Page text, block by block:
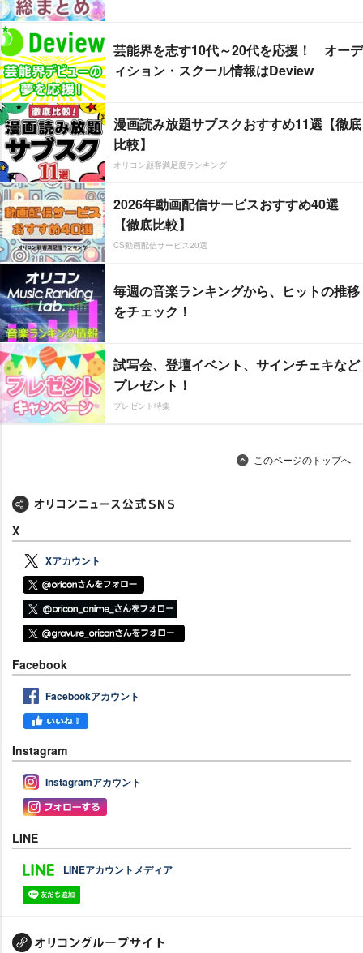
芸能界を志す10代～20代を応援！ オーデ
ィション・スクール情報はDeview
漫画読み放題サブスクおすすめ11選【徹底
比較】
オリコン顧客満足度ランキング
2026年動画配信サービスおすすめ40選
【徹底比較】
CS動画配信サービス20選
毎週の音楽ランキングから、ヒットの推移
をチェック！
試写会、登壇イベント、サインチェキなど
プレゼント！
プレゼント特集
このページのトップへ
X
Xアカウント
Facebook
Facebookアカウント
Instagram
Instagramアカウント
LINE
LINEアカウントメディア